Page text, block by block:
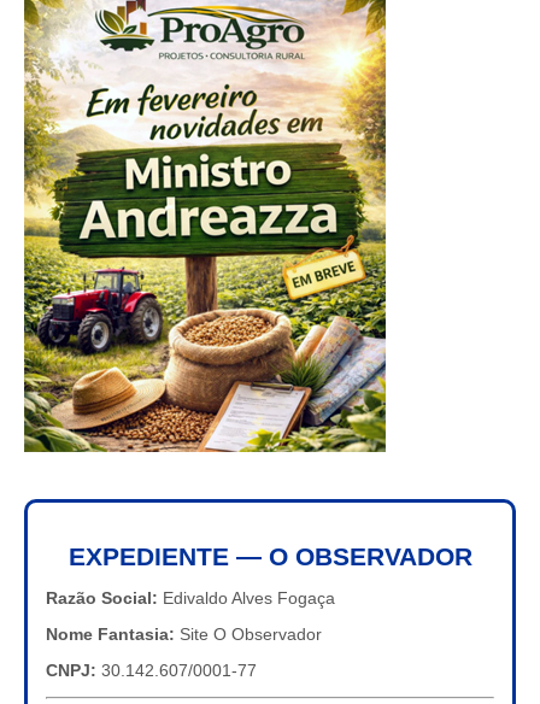
EXPEDIENTE — O OBSERVADOR
Razão Social: Edivaldo Alves Fogaça
Nome Fantasia: Site O Observador
CNPJ: 30.142.607/0001-77